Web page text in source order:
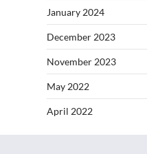
January 2024
December 2023
November 2023
May 2022
April 2022